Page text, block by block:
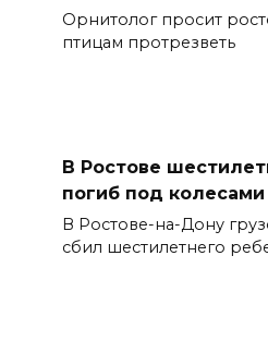
Орнитолог просит
птицам протрезветь
В Ростове
погиб под
В Ростове-на-Дону
сбил шестилетнего